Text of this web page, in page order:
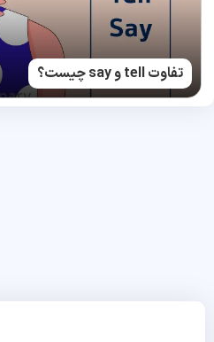
تفاوت tell و say چیست؟